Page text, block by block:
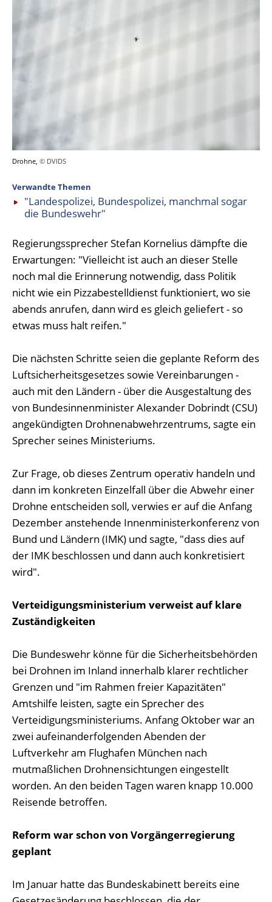
Drohne, © DVIDS
Verwandte Themen
"Landespolizei, Bundespolizei, manchmal sogar
die Bundeswehr"
Regierungssprecher Stefan Kornelius dämpfte die
Erwartungen: "Vielleicht ist auch an dieser Stelle
noch mal die Erinnerung notwendig, dass Politik
nicht wie ein Pizzabestelldienst funktioniert, wo sie
abends anrufen, dann wird es gleich geliefert - so
etwas muss halt reifen."
Die nächsten Schritte seien die geplante Reform des
Luftsicherheitsgesetzes sowie Vereinbarungen -
auch mit den Ländern - über die Ausgestaltung des
von Bundesinnenminister Alexander Dobrindt (CSU)
angekündigten Drohnenabwehrzentrums, sagte ein
Sprecher seines Ministeriums.
Zur Frage, ob dieses Zentrum operativ handeln und
dann im konkreten Einzelfall über die Abwehr einer
Drohne entscheiden soll, verwies er auf die Anfang
Dezember anstehende Innenministerkonferenz von
Bund und Ländern (IMK) und sagte, "dass dies auf
der IMK beschlossen und dann auch konkretisiert
wird".
Verteidigungsministerium verweist auf klare
Zuständigkeiten
Die Bundeswehr könne für die Sicherheitsbehörden
bei Drohnen im Inland innerhalb klarer rechtlicher
Grenzen und "im Rahmen freier Kapazitäten"
Amtshilfe leisten, sagte ein Sprecher des
Verteidigungsministeriums. Anfang Oktober war an
zwei aufeinanderfolgenden Abenden der
Luftverkehr am Flughafen München nach
mutmaßlichen Drohnensichtungen eingestellt
worden. An den beiden Tagen waren knapp 10.000
Reisende betroffen.
Reform war schon von Vorgängerregierung
geplant
Im Januar hatte das Bundeskabinett bereits eine